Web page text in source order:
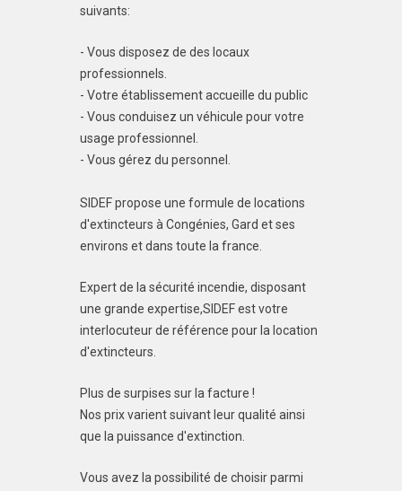
suivants:
- Vous disposez de des locaux
professionnels.
- Votre établissement accueille du public
- Vous conduisez un véhicule pour votre
usage professionnel.
- Vous gérez du personnel.
SIDEF propose une formule de locations
d'extincteurs à Congénies, Gard et ses
environs et dans toute la france.
Expert de la sécurité incendie, disposant
une grande expertise,SIDEF est votre
interlocuteur de référence pour la location
d'extincteurs.
Plus de surpises sur la facture !
Nos prix varient suivant leur qualité ainsi
que la puissance d'extinction.
Vous avez la possibilité de choisir parmi